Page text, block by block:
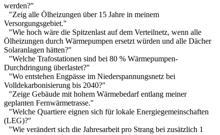
werden?"
"Zeig alle Ölheizungen über 15 Jahre in meinem
Versorgungsgebiet."
"Wie hoch wäre die Spitzenlast auf dem Verteilnetz, wenn alle
Ölheizungen durch Wärmepumpen ersetzt würden und alle Dächer
Solaranlagen hätten?"
"Welche Trafostationen sind bei 80 % Wärmepumpen-
Durchdringung überlastet?"
"Wo entstehen Engpässe im Niederspannungsnetz bei
Volldekarbonisierung bis 2040?"
"Zeige Gebäude mit hohem Wärmebedarf entlang meiner
geplanten Fernwärmetrasse."
"Welche Quartiere eignen sich für lokale Energiegemeinschaften
(LEG)?"
"Wie verändert sich die Jahresarbeit pro Strang bei zusätzlich 1